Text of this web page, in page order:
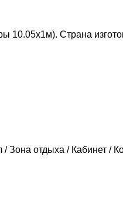
10.05х1м). Страна
Зона отдыха / Кабинет /